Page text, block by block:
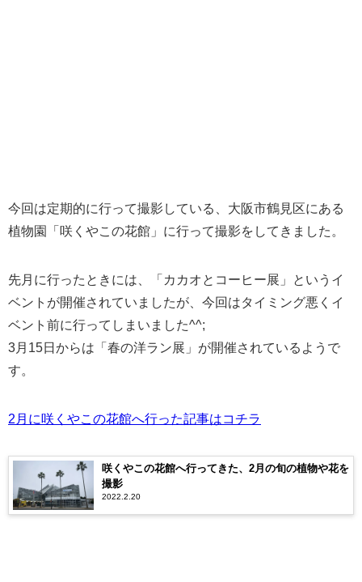
今回は定期的に行って撮影している、大阪市鶴見区にある
植物園「咲くやこの花館」に行って撮影をしてきました。
先月に行ったときには、「カカオとコーヒー展」というイ
ベントが開催されていましたが、今回はタイミング悪くイ
ベント前に行ってしまいました^^;
3月15日からは「春の洋ラン展」が開催されているようで
す。
2月に咲くやこの花館へ行った記事はコチラ
咲くやこの花館へ行ってきた、2月の旬の植物や花を
撮影
2022.2.20